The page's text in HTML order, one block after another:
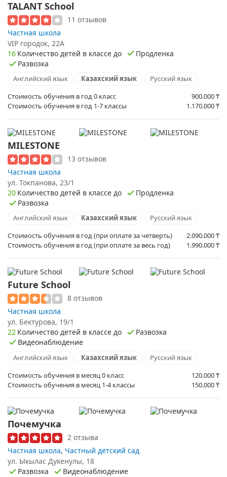
TALANT School
11 отзывов
Частная школа
​VIP городок, 22А
16 Количество детей в классе до
Продленка
Развозка
Английский язык Казахский язык
Русский язык
Стоимость обучения в год 0 класс
900.000₸
Стоимость обучения в год 1-7 классы
1.170.000₸
MILESTONE
13 отзывов
Частная школа
ул. Токпанова, 23/1
20 Количество детей в классе до
Продленка
Развозка
Английский язык Казахский язык
Русский язык
Стоимость обучения в год (при оплате за четверть)
2.090.000₸
Стоимость обучения в год (при оплате за весь год)
1.990.000₸
Future School
8 отзывов
Частная школа
ул. Бектурова, 19/1
22 Количество детей в классе до
Развозка
Видеонаблюдение
Английский язык Казахский язык
Русский язык
Стоимость обучения в месяц 0 класс
120.000₸
Стоимость обучения в месяц 1-4 классы
150.000₸
Почемучка
2 отзыва
Частная школа, Частный детский сад
ул. Ыкылас Дукенулы, 18
Развозка
Видеонаблюдение